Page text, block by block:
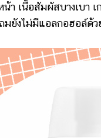
เนื้อสัมผัสบางเบา
ยังไม่มีแอลกอฮอล์ด้